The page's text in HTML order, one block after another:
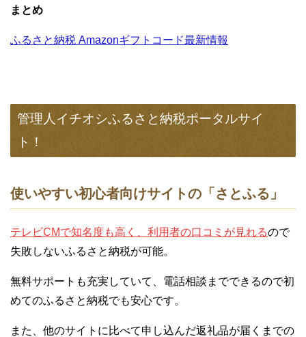
まとめ
ふるさと納税 Amazonギフトコード最新情報
管理人イチオシふるさと納税ポータルサイ
ト！
使いやすい初心者向けサイトの「さとふる」
テレビCMで知名度も高く、利用者の口コミが見れるので
失敗しないふるさと納税が可能。
無料サポートも充実していて、電話相談までできるので初
めてのふるさと納税でも安心です。
また、他のサイトに比べて申し込んだ返礼品が届くまでの